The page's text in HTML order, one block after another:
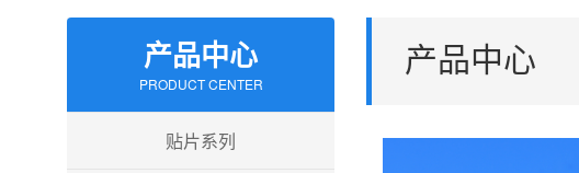
产品中心
PRODUCT CENTER
贴片系列
产品中心